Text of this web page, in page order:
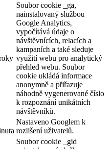
Soubor cookie _ga,
nainstalovaný službou
Google Analytics,
vypočítává údaje o
návštěvnících, relacích a
kampaních a také sleduje
využití webu pro analytický
přehled webu. Soubor
cookie ukládá informace
anonymně a přiřazuje
náhodně vygenerované číslo
k rozpoznání unikátních
návštěvníků.
Nastaveno Googlem k
rozlišení uživatelů.
Soubor cookie _gid